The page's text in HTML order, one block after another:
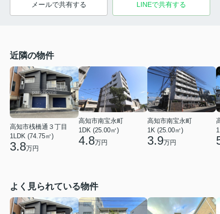
メールで共有する LINEで共有する
近隣の物件
高知市桟橋通３丁目
1LDK (74.75㎡)
3.8万円
高知市南宝永町
1DK (25.00㎡)
4.8万円
高知市南宝永町
1K (25.00㎡)
3.9万円
よく見られている物件